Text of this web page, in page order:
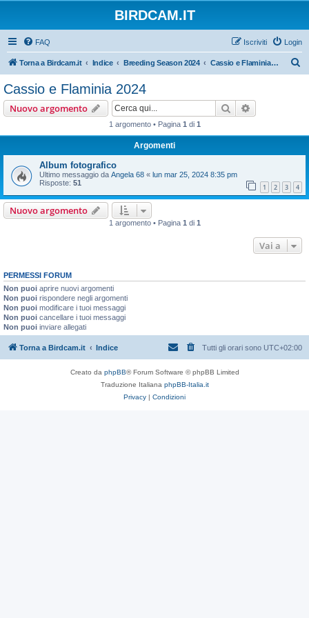
BIRDCAM.IT
FAQ Login
Iscriviti
Torna a Birdcam.it Indice Breeding Season 2024 Cassio e Flaminia 2024
Cassio e Flaminia 2024
Nuovo argomento Cerca
1 argomento • Pagina 1 di 1
Argomenti
Album fotografico
Ultimo messaggio da Angela 68 « lun mar 25, 2024 8:35 pm
Risposte: 51 1 2 3 4
Nuovo argomento
1 argomento • Pagina 1 di 1
Vai a
PERMESSI FORUM
Non puoi aprire nuovi argomenti
Non puoi rispondere negli argomenti
Non puoi modificare i tuoi messaggi
Non puoi cancellare i tuoi messaggi
Non puoi inviare allegati
Torna a Birdcam.it Indice Tutti gli orari sono UTC+02:00
Creato da phpBB® Forum Software © phpBB Limited
Traduzione Italiana phpBB-Italia.it
Privacy | Condizioni